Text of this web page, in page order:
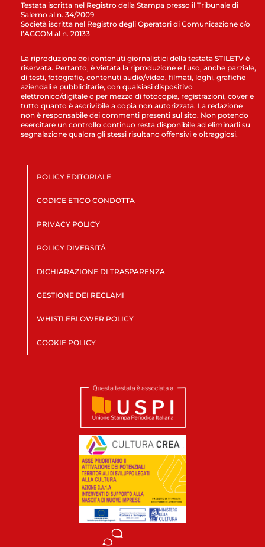
Testata iscritta nel Registro della Stampa presso il Tribunale di
Salerno al n. 34/2009
Società iscritta nel Registro degli Operatori di Comunicazione c/o
l’AGCOM al n. 20133
La riproduzione dei contenuti giornalistici della testata STILETV è
riservata. Pertanto, è vietata la riproduzione e l’uso, anche parziale,
di testi, fotografie, contenuti audio/video, filmati, loghi, grafiche
aziendali e pubblicitarie, con qualsiasi dispositivo
elettronico/digitale o per mezzo di fotocopie, registrazioni, cover e
tutto quanto è ascrivibile a copia non autorizzata. La redazione
non è responsabile dei commenti presenti sul sito. Non potendo
esercitare un controllo continuo resta disponibile ad eliminarli su
segnalazione qualora gli stessi risultano offensivi e oltraggiosi.
POLICY EDITORIALE
CODICE ETICO CONDOTTA
PRIVACY POLICY
POLICY DIVERSITÀ
DICHIARAZIONE DI TRASPARENZA
GESTIONE DEI RECLAMI
WHISTLEBLOWER POLICY
COOKIE POLICY